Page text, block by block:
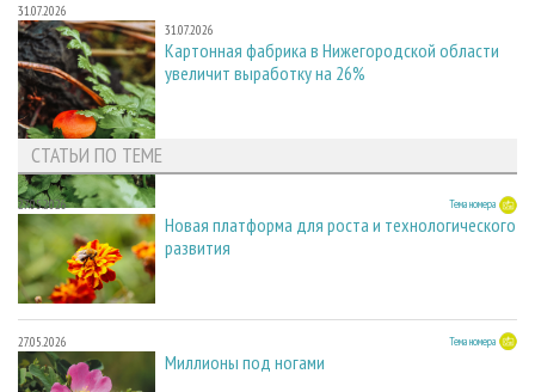
31.07.2026
31.07.2026
Картонная фабрика в Нижегородской области
увеличит выработку на 26%
СТАТЬИ ПО ТЕМЕ
27.05.2026 Тема номера
Новая платформа для роста и технологического
развития
27.05.2026 Тема номера
Миллионы под ногами